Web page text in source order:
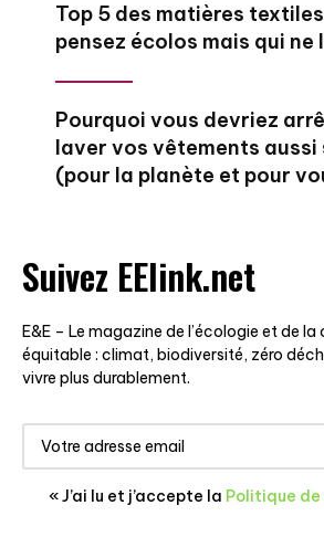
Top 5 des matières
pensez écolos mais qui ne
Pourquoi vous devriez
laver vos vêtements aussi
(pour la planète et pour
Suivez EElink.net
E&E – Le magazine de l’écologie et de
équitable : climat, biodiversité, zéro
vivre plus durablement.
« J’ai lu et j’accepte la Politique